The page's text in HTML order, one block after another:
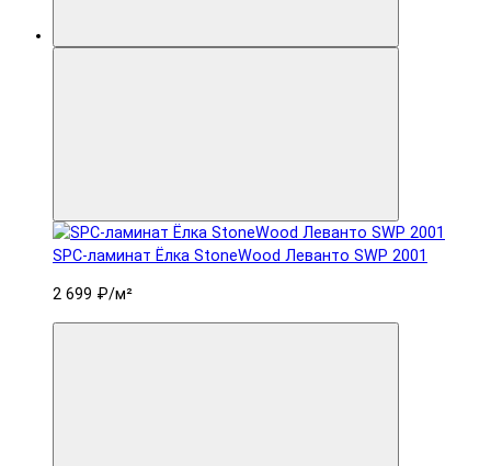
SPC-ламинат Ëлка StoneWood Леванто SWP 2001
2 699 ₽/м²